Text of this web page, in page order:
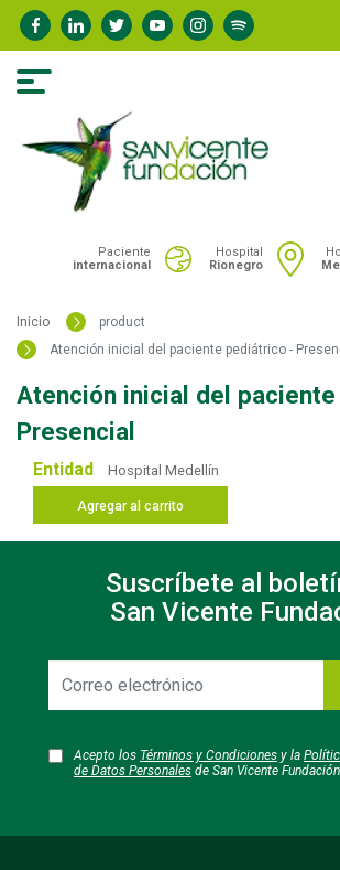
Pasar
al
Portal San Vicente - Menú hospitales
Paciente
internacional
Hospital
Rionegro
Inicio
product
Atención inicial del paciente pediátrico -
Atención inicial del
Presencial
Entidad Hospital Medellín
Agregar al carrito
Suscríbete al
San Vicente
electrónico
Acepto los Términos y Condiciones y la
de Datos Personales de San Vicente